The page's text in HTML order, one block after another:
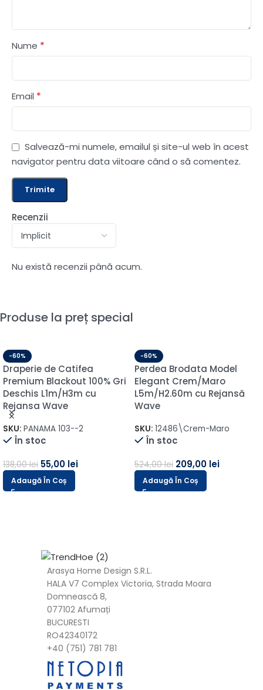
Recenzii
Nu există recenzii până acum.
Nume *
Email *
Salvează-mi numele, emailul și site-ul web în acest
navigator pentru data viitoare când o să comentez.
Produse la preț special
-60%
Draperie de Catifea
Premium Blackout 100% Gri
Deschis L1m/H3m cu
Rejansa Wave
SKU: PANAMA 103--2
În stoc
138,00lei 55,00 lei
Adaugă În Coș
-60%
Perdea Brodata Model
Elegant Crem/Maro
L5m/H2.60m cu Rejansă
Wave
SKU: 12486\Crem-Maro
În stoc
524,00lei 209,00 lei
Adaugă În Coș
Arasya Home Design S.R.L.
HALA V7 Complex Victoria, Strada Moara
Domnească 8,
077102 Afumați
BUCURESTI
RO42340172
+40 (751) 781 781